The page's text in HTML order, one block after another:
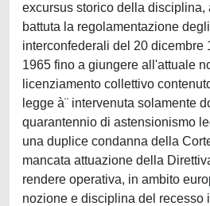
excursus storico della disciplina,
battuta la regolamentazione
interconfederali del 20 dicembre
1965 fino a giungere all'attuale
licenziamento collettivo
legge à¨ intervenuta solamente
quarantennio di astensionismo
una duplice condanna della
mancata attuazione della
rendere operativa, in ambito
nozione e disciplina del recesso